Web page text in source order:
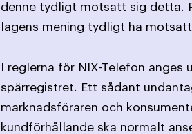
denne tydligt motsatt sig detta.
lagens mening tydligt ha
I reglerna för NIX-Telefon
spärregistret. Ett sådant
marknads­föraren och
kund­förhållande ska normalt